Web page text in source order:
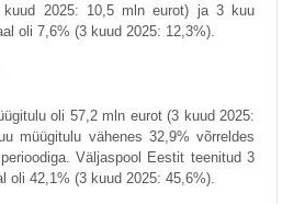
2025: 10,5 mln eurot) ja 3 kuu
oli 7,6% (3 kuud 2025: 12,3%).
oli 57,2 mln eurot (3 kuud 2025:
müügitulu vähenes 32,9% võrreldes
Väljaspool Eestit teenitud 3
oli 42,1% (3 kuud 2025: 45,6%).